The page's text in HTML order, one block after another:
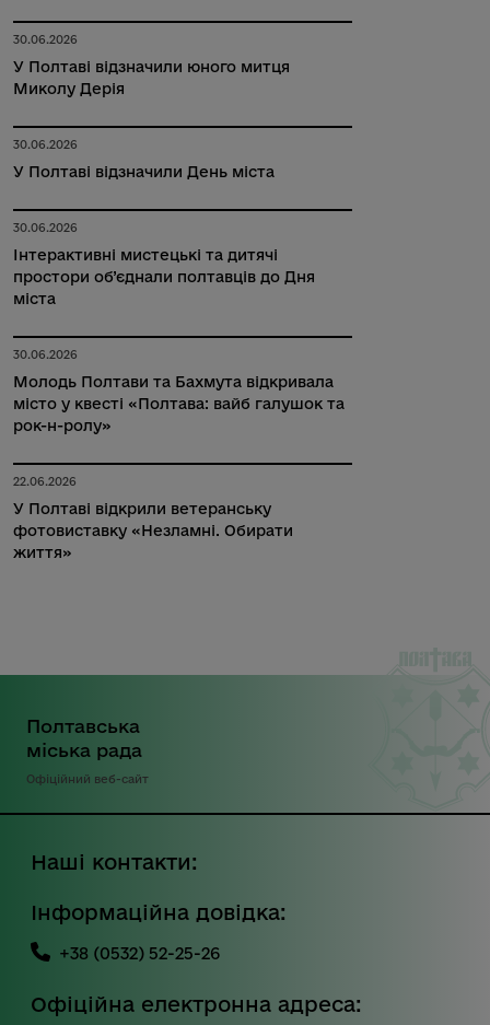
30.06.2026
У Полтаві відзначили юного митця
Миколу Дерія
30.06.2026
У Полтаві відзначили День міста
30.06.2026
Інтерактивні мистецькі та дитячі
простори об’єднали полтавців до Дня
міста
30.06.2026
Молодь Полтави та Бахмута відкривала
місто у квесті «Полтава: вайб галушок та
рок-н-ролу»
22.06.2026
У Полтаві відкрили ветеранську
фотовиставку «Незламні. Обирати
життя»
Полтавська
міська рада
Офіційний веб-сайт
Наші контакти:
Інформаційна довідка:
+38 (0532) 52-25-26
Офіційна електронна адреса: